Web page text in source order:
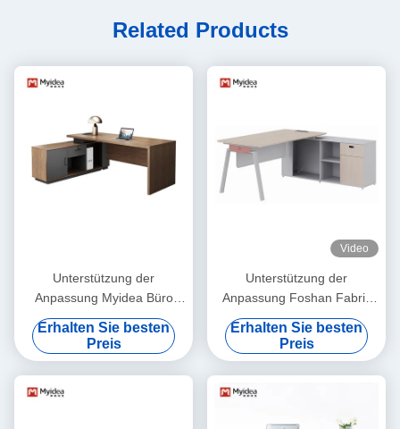
Related Products
Unterstützung der
Anpassung Myidea Büro
Chef Schreibtisch Moderne
Einfache Möbel Einzelperson
mit Unterschrank
Erhalten Sie besten
Preis
Video
Unterstützung der
Anpassung Foshan Fabrik
Myidea Modern 4 Personen
Büromöbel Arbeitsplatz Tisch
Mit Metallbein, Personal
Executive Modern Office
Arbeitsplatz Schreibtisch
Erhalten Sie besten
Preis